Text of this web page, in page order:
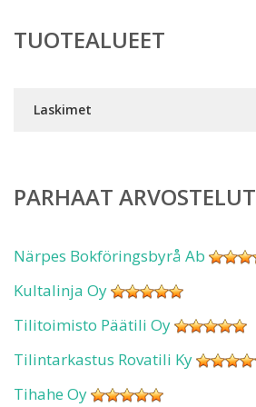
TUOTEALUEET
Laskimet
PARHAAT ARVOSTELUT
Närpes Bokföringsbyrå Ab
Kultalinja Oy
Tilitoimisto Päätili Oy
Tilintarkastus Rovatili Ky
Tihahe Oy